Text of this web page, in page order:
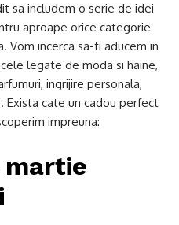
sa includem o serie de idei
aproape orice categorie
Vom incerca sa-ti aducem in
legate de moda si haine,
ingrijire personala,
Exista cate un cadou perfect
impreuna:
martie